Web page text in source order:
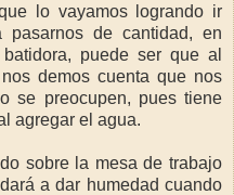
lo vayamos logrando ir
pasarnos de cantidad, en
puede ser que al
demos cuenta que nos
se preocupen, pues tiene
agregar el agua.
sobre la mesa de trabajo
a dar humedad cuando